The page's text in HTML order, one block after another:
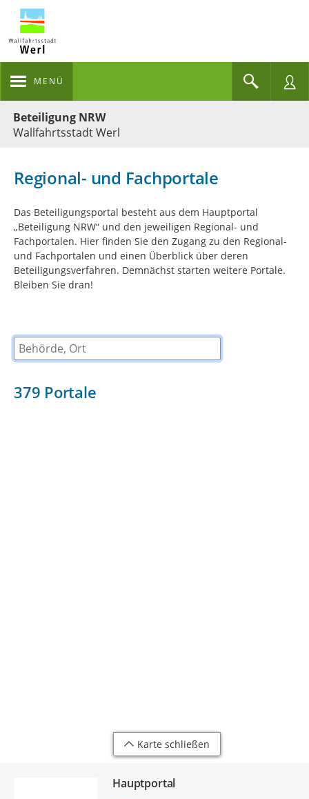
MENÜ
Beteiligung NRW
Wallfahrtsstadt Werl
Regional- und Fachportale
Das Beteiligungsportal besteht aus dem Hauptportal
„Beteiligung NRW“ und den jeweiligen Regional- und
Fachportalen. Hier finden Sie den Zugang zu den Regional-
und Fachportalen und einen Überblick über deren
Beteiligungsverfahren. Demnächst starten weitere Portale.
Bleiben Sie dran!
Behörde, Ort
379 Portale
Karte schließen
Hauptportal